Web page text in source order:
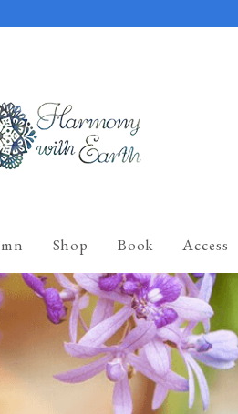
Shop Book Access